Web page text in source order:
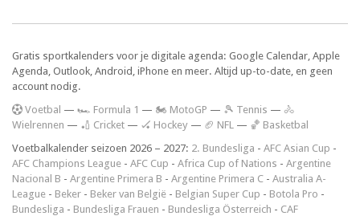
Gratis sportkalenders voor je digitale agenda: Google Calendar, Apple
Agenda, Outlook, Android, iPhone en meer. Altijd up-to-date, en geen
account nodig.
Voetbal — 🏎️ Formula 1 — 🏍 MotoGP — 🎾 Tennis — 🚴
Wielrennen — 🏏 Cricket — 🏑 Hockey — 🏈 NFL — 🏀 Basketbal
Voetbalkalender seizoen 2026 – 2027: 2. Bundesliga - AFC Asian Cup -
AFC Champions League - AFC Cup - Africa Cup of Nations - Argentine
Nacional B - Argentine Primera B - Argentine Primera C - Australia A-
League - Beker - Beker van België - Belgian Super Cup - Botola Pro -
Bundesliga - Bundesliga Frauen - Bundesliga Österreich - CAF